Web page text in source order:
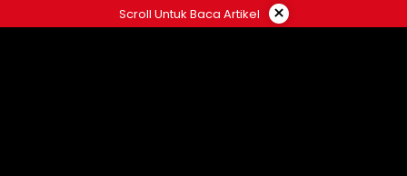
ke
Scroll Untuk Baca Artikel ×